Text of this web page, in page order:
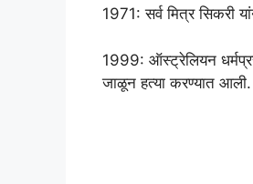
1971: सर्व मित्र सिकरी
1999: ऑस्ट्रेलियन
जाळून हत्या करण्यात आली.